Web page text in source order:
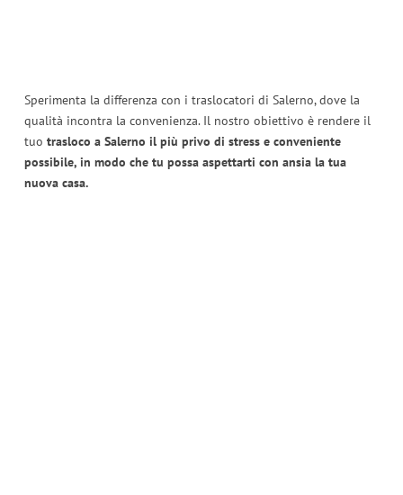
Sperimenta la differenza con i traslocatori di Salerno, dove la
qualità incontra la convenienza. Il nostro obiettivo è rendere il
tuo trasloco a Salerno il più privo di stress e conveniente
possibile, in modo che tu possa aspettarti con ansia la tua
nuova casa.